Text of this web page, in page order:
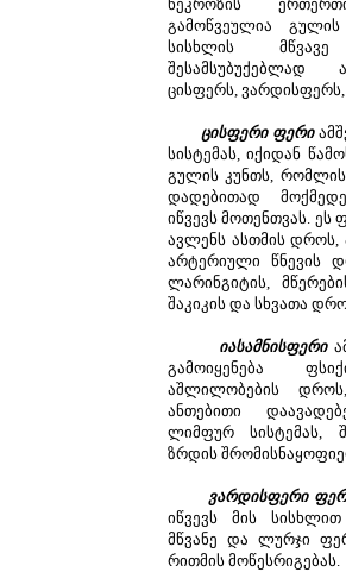
ნეკროზის
გამოწვეულია გულის
სისხლის
შესამსუბუქებლად
ცისფერს,
ცისფერი ფერი
სისტემას, იქიდან
გულის კუნთს, რომლის
დადებითად
იწვევს მოთენთვას. ეს
ავლენს ასთმის
არტერიული წნევის
ლარინგიტის,
შაკიკის და სხვათა
იასამნისფერი
გამოიყენება
აშლილობების
ანთებითი
ლიმფურ სისტემას,
ზრდის
ვარდისფერი
იწვევს მის
მწვანე და ლურჯი
რითმის მოწესრიგებას.